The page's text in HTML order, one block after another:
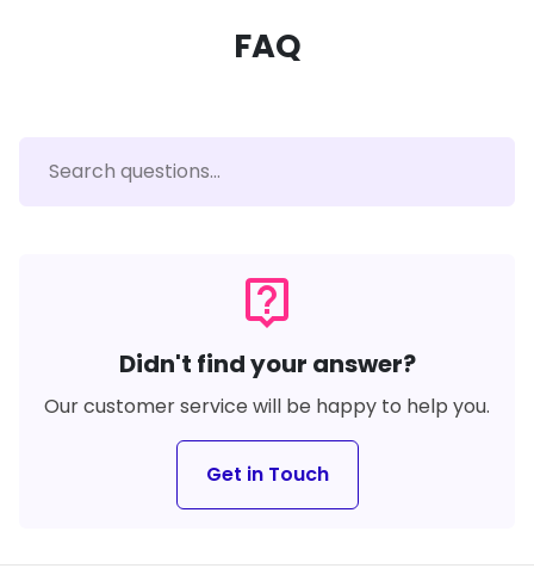
FAQ
live_help
Didn't find your answer?
Our customer service will be happy to help you.
Get in Touch